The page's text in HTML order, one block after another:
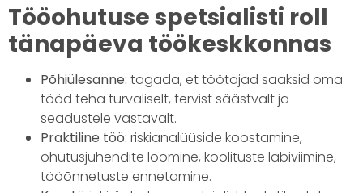
Tööohutuse spetsialisti roll
tänapäeva töökeskkonnas
Põhiülesanne: tagada, et töötajad saaksid oma
tööd teha turvaliselt, tervist säästvalt ja
seadustele vastavalt.
Praktiline töö: riskianalüüside koostamine,
ohutusjuhendite loomine, koolituste läbiviimine,
tööõnnetuste ennetamine.